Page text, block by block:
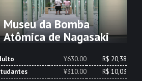
Museu da Bomba
Atômica de Nagasaki
¥630.00
R$ 20,38
¥310.00 R$ 10,03